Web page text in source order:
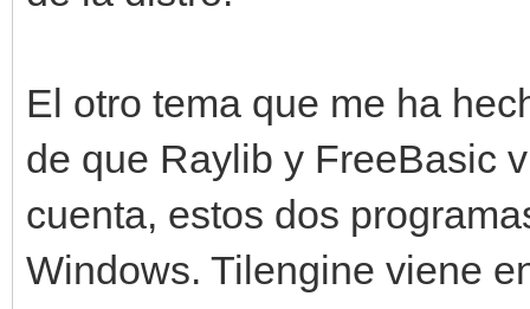
El otro tema que me ha
de que Raylib y FreeBasic
cuenta, estos dos
Windows. Tilengine viene